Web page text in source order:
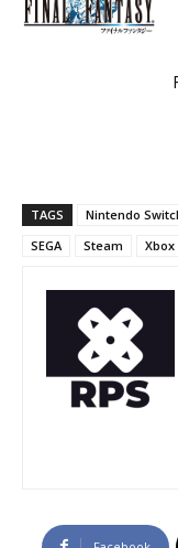
TAGS Nintendo
SEGA
Steam Xbox